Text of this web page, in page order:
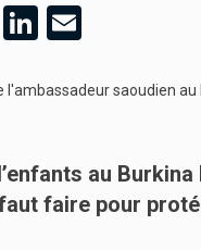
LinkedIn
Email
l'ambassadeur saoudien au
au Burkina
faire pour